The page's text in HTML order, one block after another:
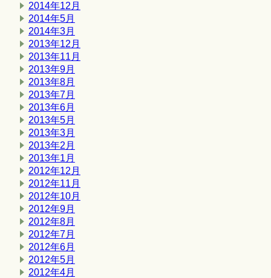
2014年12月
2014年5月
2014年3月
2013年12月
2013年11月
2013年9月
2013年8月
2013年7月
2013年6月
2013年5月
2013年3月
2013年2月
2013年1月
2012年12月
2012年11月
2012年10月
2012年9月
2012年8月
2012年7月
2012年6月
2012年5月
2012年4月